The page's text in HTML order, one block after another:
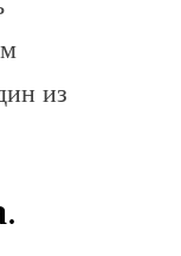
из
.